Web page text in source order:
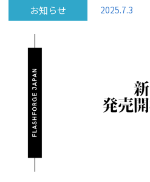
お知らせ 2025.7.3